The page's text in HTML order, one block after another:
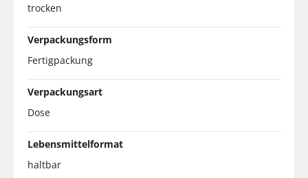
trocken
Verpackungsform
Fertigpackung
Verpackungsart
Dose
Lebensmittelformat
haltbar